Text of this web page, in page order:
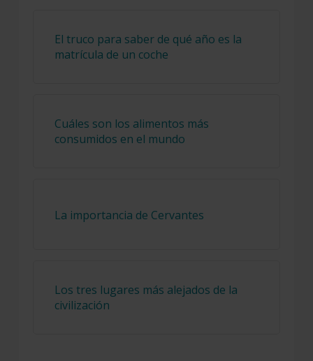
El truco para saber de qué año es la
matrícula de un coche
Cuáles son los alimentos más
consumidos en el mundo
La importancia de Cervantes
Los tres lugares más alejados de la
civilización